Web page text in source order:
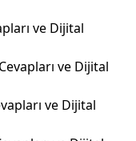
ve Dijital
ve Dijital
ve Dijital